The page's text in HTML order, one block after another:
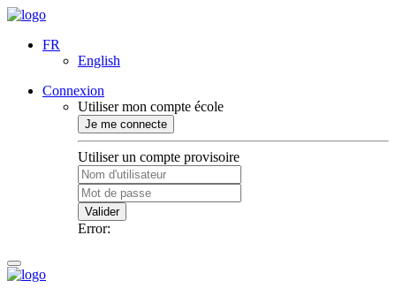
FR
English
Connexion
Utiliser mon compte école
Je me connecte
Utiliser un compte provisoire
Valider
Error: